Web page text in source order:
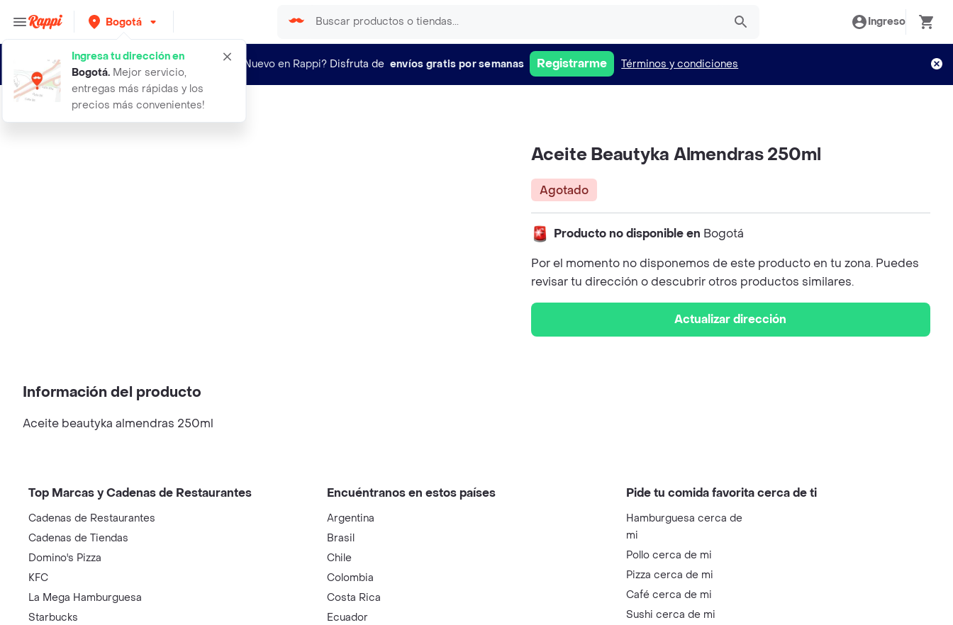
Bogotá
Ingresa tu dirección en
Bogotá. Mejor servicio,
entregas más rápidas y los
precios más convenientes!
Ingreso
¿Nuevo en Rappi? Disfruta de envíos gratis por semanas Registrarme Términos y condiciones
aceite beautyka almendras 250ml
Aceite Beautyka Almendras 250ml
Agotado
Producto no disponible en Bogotá
Por el momento no disponemos de este producto en tu zona. Puedes
revisar tu dirección o descubrir otros productos similares.
Actualizar dirección
Información del producto
Aceite beautyka almendras 250ml
Top Marcas y Cadenas de Restaurantes
Cadenas de Restaurantes
Cadenas de Tiendas
Domino's Pizza
KFC
La Mega Hamburguesa
Starbucks
Encuéntranos en estos países
Argentina
Brasil
Chile
Colombia
Costa Rica
Ecuador
Pide tu comida favorita cerca de ti
Hamburguesa cerca de
mi
Pollo cerca de mi
Pizza cerca de mi
Café cerca de mi
Sushi cerca de mi